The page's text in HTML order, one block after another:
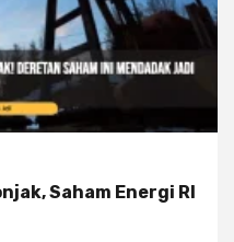
Saham Energi RI